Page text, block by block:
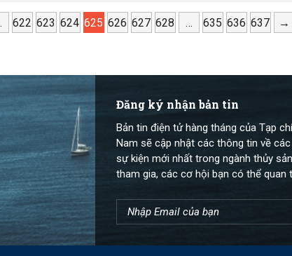
622 623 624 625 626 627 628 … 635 636 637 →
Đăng ký nhận bản tin
Bản tin điện tử hàng tháng của Tạp
Nam sẽ cập nhật các thông tin về
sự kiện mới nhất trong ngành thủy
tham gia, các cơ hội bạn có thể quan